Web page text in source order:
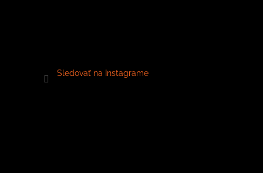
Sledovať na Instagrame